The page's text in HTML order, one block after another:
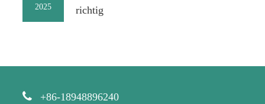
2025
richtig
+86-18948896240